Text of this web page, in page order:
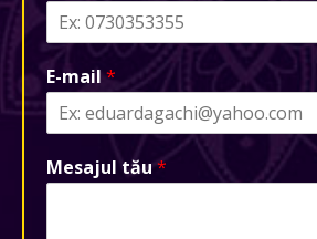
E-mail *
Mesajul tău *